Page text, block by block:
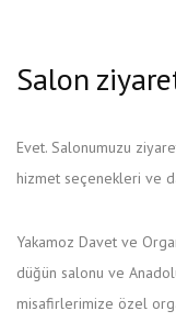
Salon
Evet. Salonumuzu
hizmet seçenekleri ve
Yakamoz Davet ve
düğün salonu ve
misafirlerimize özel